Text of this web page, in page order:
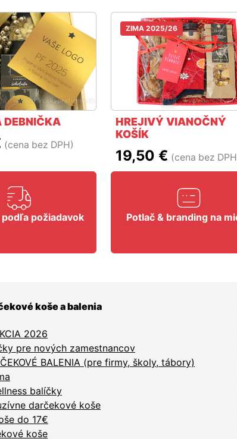
DEBNIČKA
(cena bez DPH)
HREJIVÝ VIANOČNÝ
KOŠÍK
19,50 € (cena bez
ZIMA 2025/26
požiadavok Potlač & branding na
koše a balenia
2026
pre nových zamestnancov
BALENIA (pre firmy, školy, tábory)
balíčky
darčekové koše
do 17€
koše